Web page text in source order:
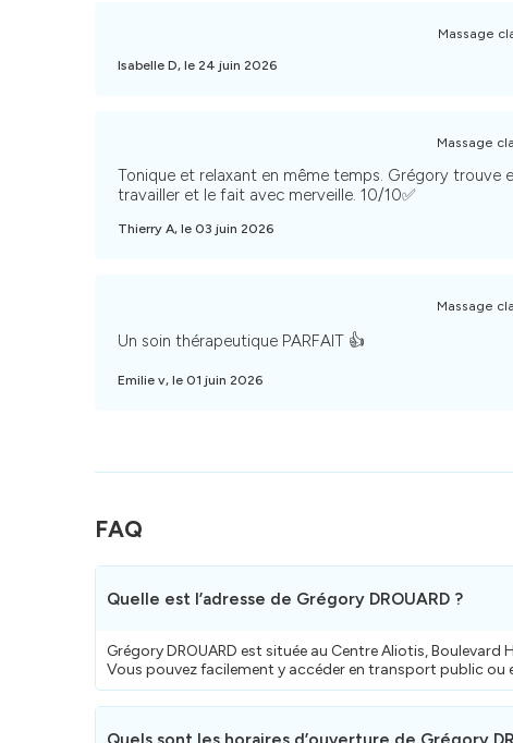
Massage
Isabelle D, le 24 juin 2026
Massage
Tonique et relaxant en même temps. Grégory trouve
travailler et le fait avec merveille. 10/10✅
Thierry A, le 03 juin 2026
Massage
Un soin thérapeutique PARFAIT 👍
Emilie v, le 01 juin 2026
FAQ
Quelle est l’adresse de Grégory DROUARD ?
Grégory DROUARD est située au Centre Aliotis, Boulevard
Vous pouvez facilement y accéder en transport public ou